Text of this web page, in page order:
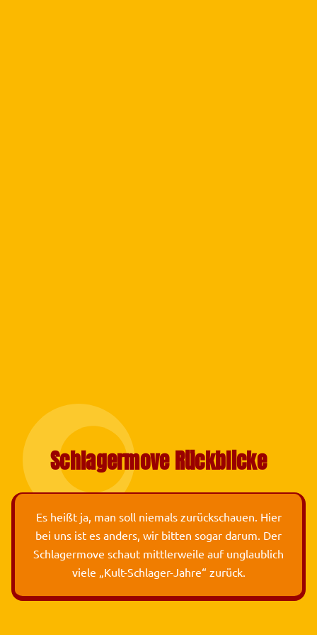
Schlagermove Rückblicke
Es heißt ja, man soll niemals zurückschauen. Hier
bei uns ist es anders, wir bitten sogar darum. Der
Schlagermove schaut mittlerweile auf unglaublich
viele „Kult-Schlager-Jahre“ zurück.